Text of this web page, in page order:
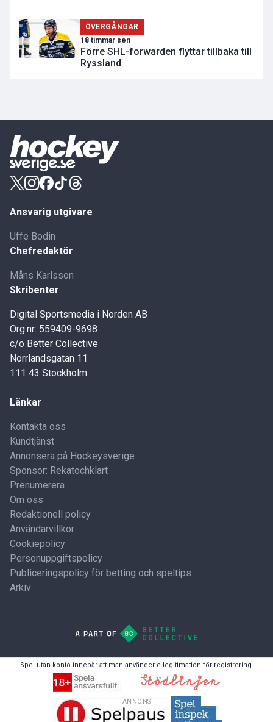
ÖVERGÅNGAR
18 timmar sen
Förre SHL-forwarden flyttar tillbaka till
Ryssland
ANNONS
Ansvarig utgivare
Uffe Bodin
Chefredaktör
Måns Karlsson
Skribenter
Digital Sportsmedia i Norden AB
Org.nr: 559409-9698
c/o Better Collective
Norrlandsgatan 11
111 43 Stockholm
Länkar
Kontakta oss
Kundtjänst
Annonsera på Hockeysverige
Sponsor: Rekatochklart
Prenumerera
Om oss
Redaktionell policy
Användarvillkor
Cookiepolicy
Personuppgiftspolicy
Publiceringspolicy för betting och speltips
Arkiv
Spel utan konto innebär att man använder e-legitimation för registrering.